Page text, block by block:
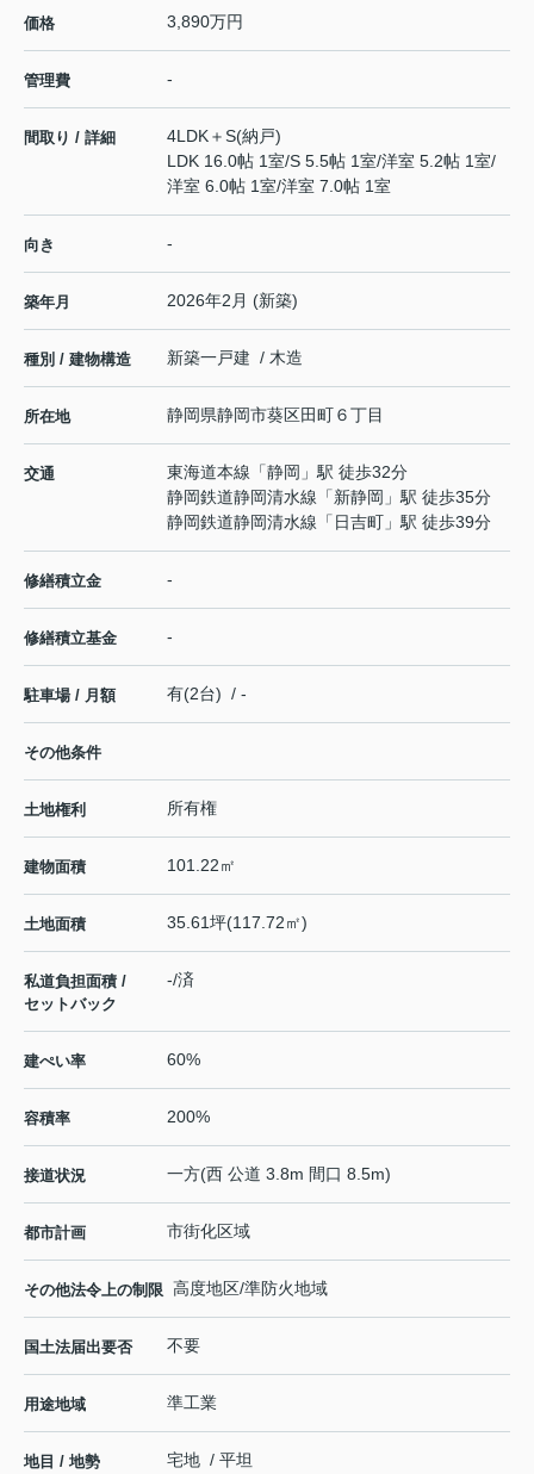
価格 3,890万円
管理費 -
間取り / 詳細
4LDK＋S(納戸)
LDK 16.0帖 1室/S 5.5帖 1室/洋室 5.2帖 1室/
洋室 6.0帖 1室/洋室 7.0帖 1室
向き -
築年月 2026年2月 (新築)
種別 / 建物構造 新築一戸建 / 木造
所在地 静岡県静岡市葵区田町６丁目
交通 東海道本線 「静岡 」駅 徒歩32分
静岡鉄道静岡清水線 「新静岡 」駅 徒歩35分
静岡鉄道静岡清水線 「 日吉町 」駅 徒歩39分
修繕積立金 -
修繕積立基金 -
駐車場 / 月額 有(2台) / -
その他条件
土地権利 所有権
建物面積 101.22㎡
土地面積 35.61坪(117.72㎡)
私道負担面積 /
セットバック
-/済
建ぺい率 60%
容積率 200%
接道状況 一方(西 公道 3.8m 間口 8.5m)
都市計画 市街化区域
その他法令上の制限 高度地区/準防火地域
国土法届出要否 不要
用途地域 準工業
地目 / 地勢 宅地 / 平坦